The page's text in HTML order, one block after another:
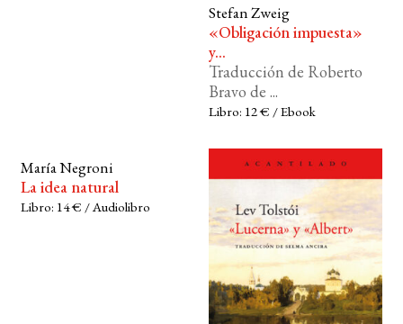
Stefan Zweig
«Obligación impuesta»
y...
Traducción de Roberto
Bravo de ...
Libro: 12 € / Ebook
María Negroni
La idea natural
Libro: 14 € / Audiolibro